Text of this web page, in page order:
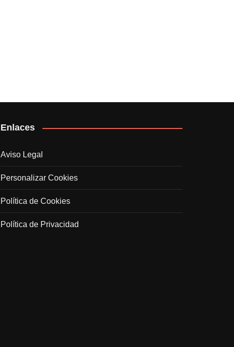
Enlaces
Aviso Legal
Personalizar Cookies
Política de Cookies
Política de Privacidad